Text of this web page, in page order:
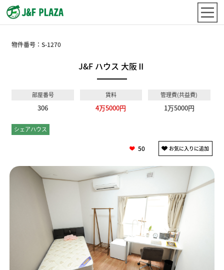
物件番号：S-1270
J&F ハウス 大阪Ⅱ
部屋番号
306
賃料
4万5000円
管理費(共益費)
1万5000円
シェアハウス
50